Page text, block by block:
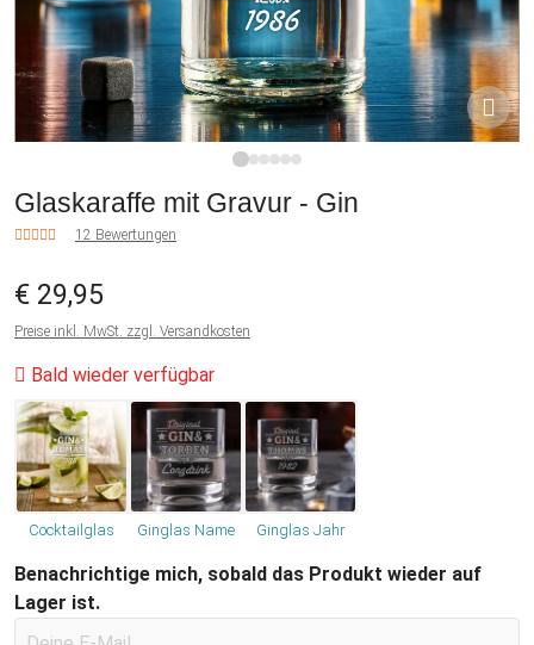
Glaskaraffe mit Gravur - Gin
12 Bewertungen
€ 29,95
Preise inkl. MwSt. zzgl. Versandkosten
Bald wieder verfügbar
Cocktailglas Ginglas Name Ginglas Jahr
Benachrichtige mich, sobald das Produkt wieder auf
Lager ist.